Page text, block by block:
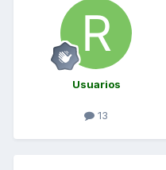
Usuarios
13